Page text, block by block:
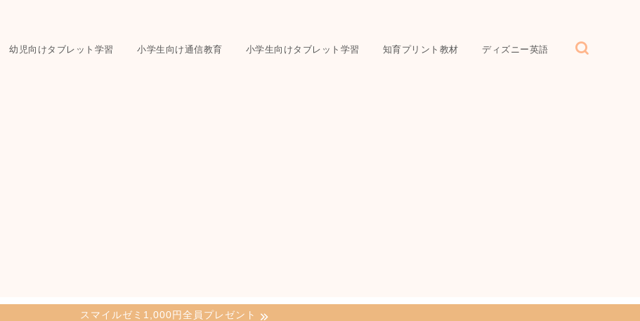
幼児向けタブレット学習 小学生向け通信教育 小学生向けタブレット学習 知育プリント教材 ディズニー英語
スマイルゼミ1,000円全員プレゼント